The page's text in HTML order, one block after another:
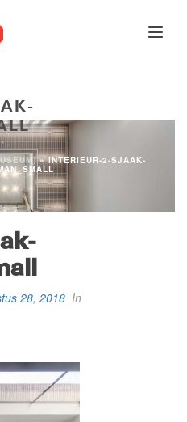
»INTERIEUR-2-SJAAK-
28, 2018 In